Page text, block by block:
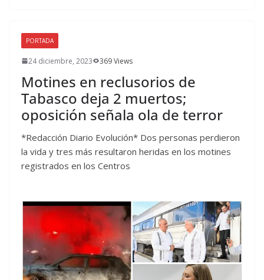
PORTADA
24 diciembre, 2023 369 Views
Motines en reclusorios de
Tabasco deja 2 muertos;
oposición señala ola de terror
*Redacción Diario Evolución* Dos personas perdieron
la vida y tres más resultaron heridas en los motines
registrados en los Centros